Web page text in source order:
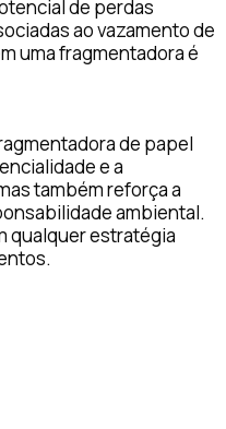
de perdas
ao vazamento de
uma fragmentadora é
de papel
e a
também reforça a
ambiental.
qualquer estratégia